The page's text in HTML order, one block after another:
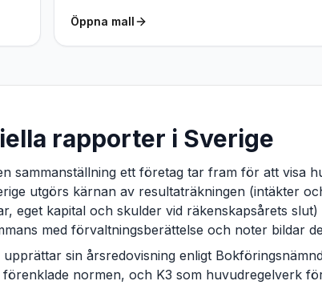
Öppna mall
rapporter i Sverige
sammanställning ett företag tar fram för att visa
utgörs kärnan av resultaträkningen (intäkter
eget kapital och skulder vid räkenskapsårets
med förvaltningsberättelse och noter bildar
sin årsredovisning enligt
förenklade normen, och K3 som huvudregelverk